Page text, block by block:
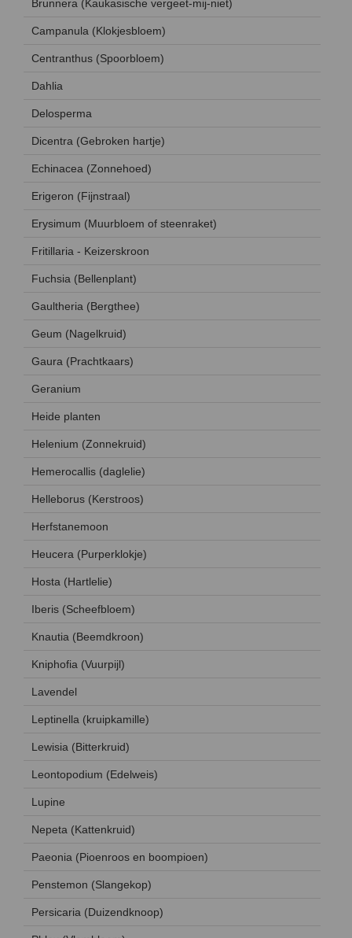
Brunnera (Kaukasische vergeet-mij-niet)
Campanula (Klokjesbloem)
Centranthus (Spoorbloem)
Dahlia
Delosperma
Dicentra (Gebroken hartje)
Echinacea (Zonnehoed)
Erigeron (Fijnstraal)
Erysimum (Muurbloem of steenraket)
Fritillaria - Keizerskroon
Fuchsia (Bellenplant)
Gaultheria (Bergthee)
Geum (Nagelkruid)
Gaura (Prachtkaars)
Geranium
Heide planten
Helenium (Zonnekruid)
Hemerocallis (daglelie)
Helleborus (Kerstroos)
Herfstanemoon
Heucera (Purperklokje)
Hosta (Hartlelie)
Iberis (Scheefbloem)
Knautia (Beemdkroon)
Kniphofia (Vuurpijl)
Lavendel
Leptinella (kruipkamille)
Lewisia (Bitterkruid)
Leontopodium (Edelweis)
Lupine
Nepeta (Kattenkruid)
Paeonia (Pioenroos en boompioen)
Penstemon (Slangekop)
Persicaria (Duizendknoop)